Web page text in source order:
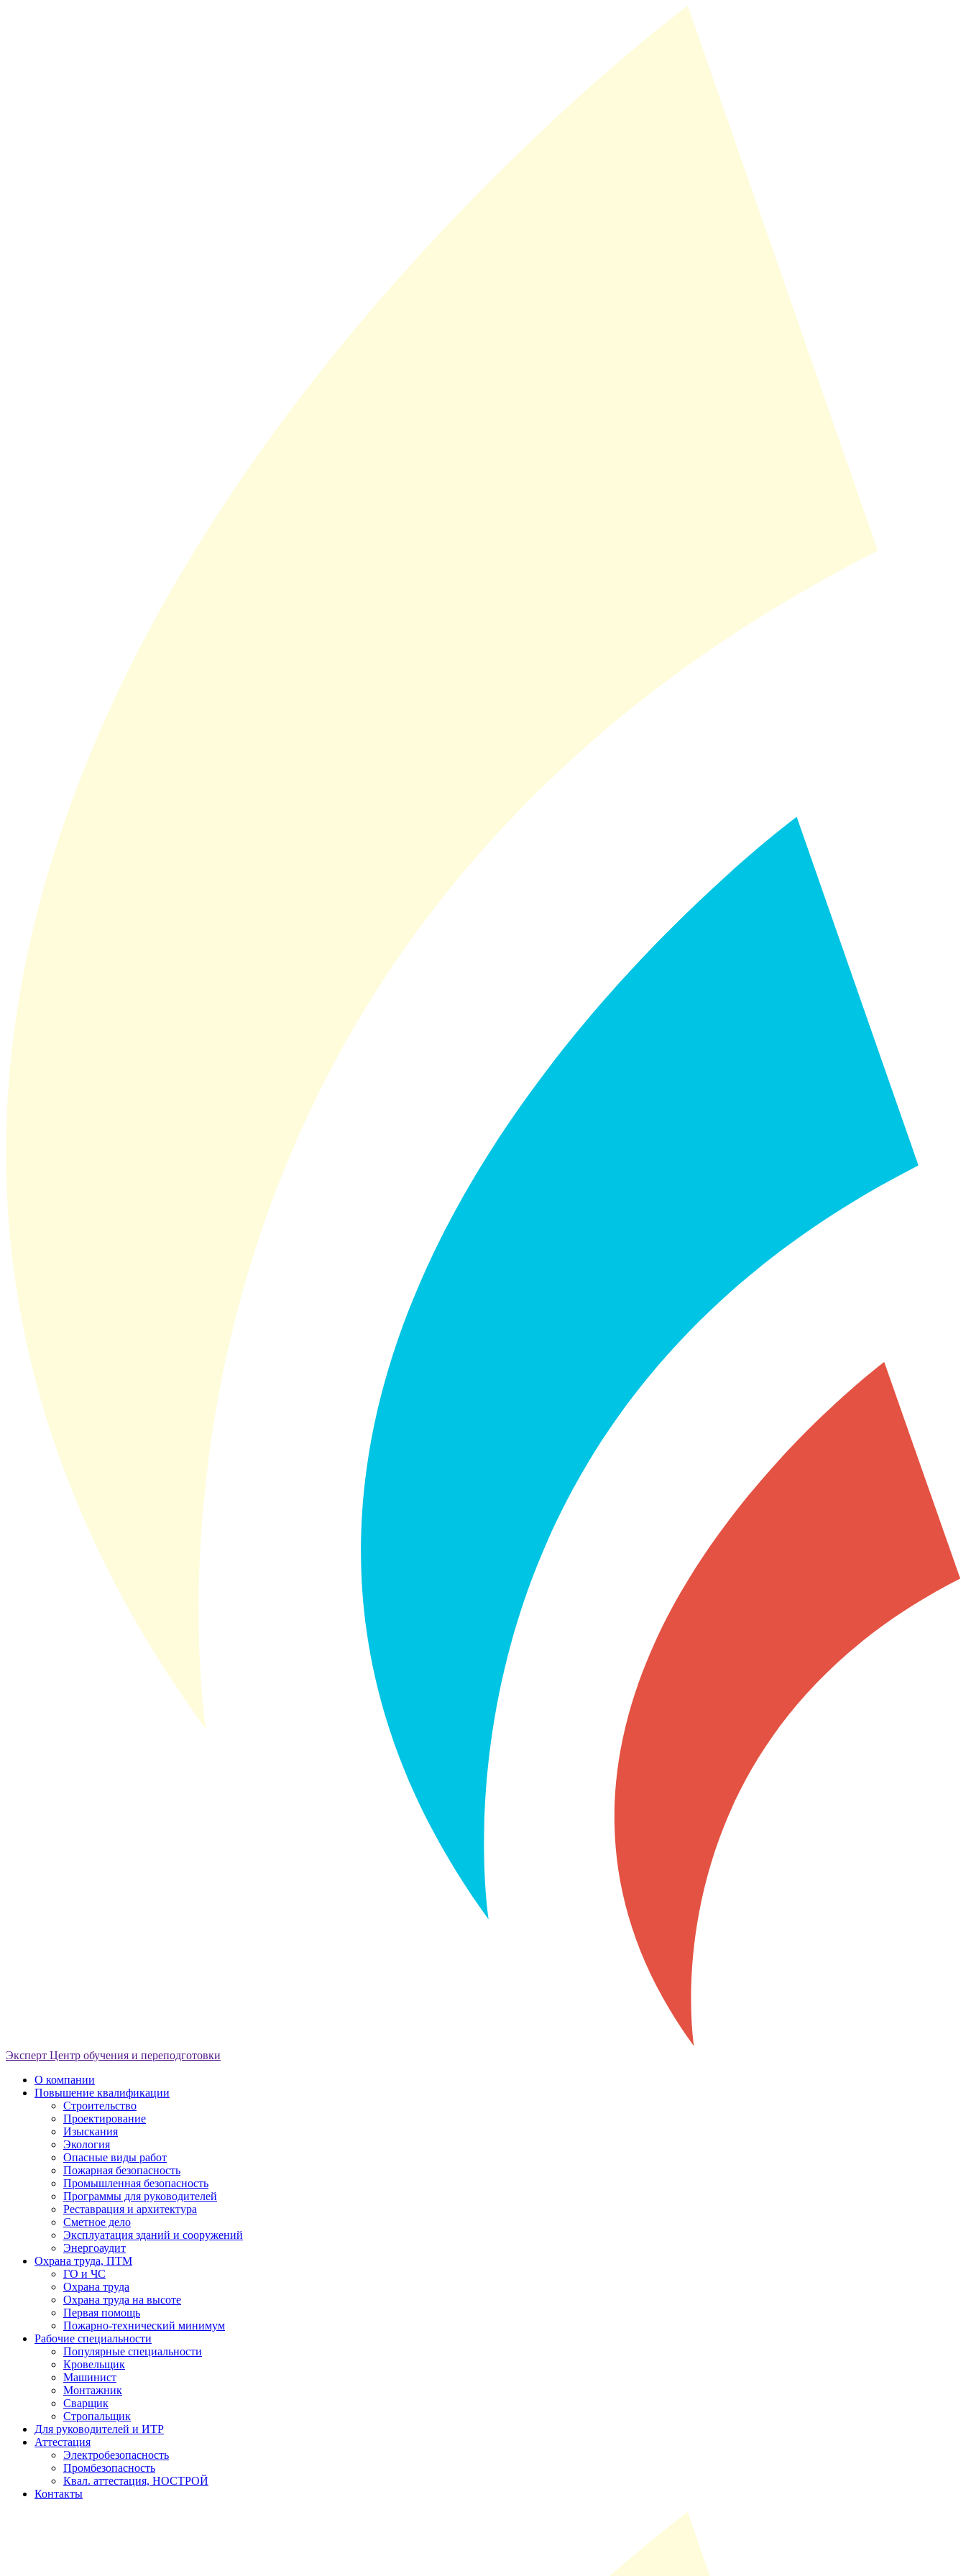
Эксперт Центр обучения и переподготовки
О компании
Повышение квалификации
Строительство
Проектирование
Изыскания
Экология
Опасные виды работ
Пожарная безопасность
Промышленная безопасность
Программы для руководителей
Реставрация и архитектура
Сметное дело
Эксплуатация зданий и сооружений
Энергоаудит
Охрана труда, ПТМ
ГО и ЧС
Охрана труда
Охрана труда на высоте
Первая помощь
Пожарно-технический минимум
Рабочие специальности
Популярные специальности
Кровельщик
Машинист
Монтажник
Сварщик
Стропальщик
Для руководителей и ИТР
Аттестация
Электробезопасность
Промбезопасность
Квал. аттестация, НОСТРОЙ
Контакты